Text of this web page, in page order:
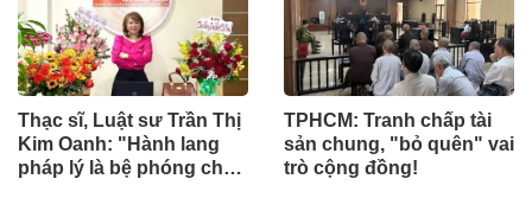
Thạc sĩ, Luật sư Trần Thị
Kim Oanh: "Hành lang
pháp lý là bệ phóng cho
TPHCM: Tranh chấp tài
sản chung, "bỏ quên" vai
trò cộng đồng!